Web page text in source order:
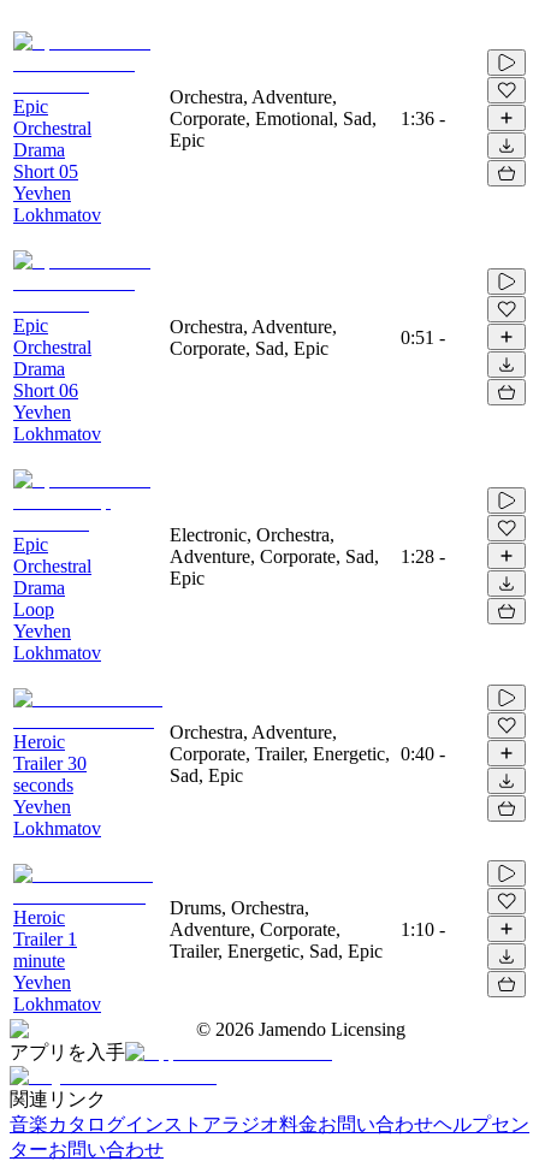
Epic
Orchestral
Drama
Short 05
Yevhen
Lokhmatov
Orchestra, Adventure,
Corporate, Emotional, Sad,
Epic
1:36 -
Epic
Orchestral
Drama
Short 06
Yevhen
Lokhmatov
Orchestra, Adventure,
Corporate, Sad, Epic
0:51 -
Epic
Orchestral
Drama
Loop
Yevhen
Lokhmatov
Electronic, Orchestra,
Adventure, Corporate, Sad,
Epic
1:28 -
Heroic
Trailer 30
seconds
Yevhen
Lokhmatov
Orchestra, Adventure,
Corporate, Trailer, Energetic,
Sad, Epic
0:40 -
Heroic
Trailer 1
minute
Yevhen
Lokhmatov
Drums, Orchestra,
Adventure, Corporate,
Trailer, Energetic, Sad, Epic
1:10 -
© 2026 Jamendo Licensing
アプリを入手
関連リンク
音楽カタログインストアラジオ料金お問い合わせヘルプセン
ターお問い合わせ